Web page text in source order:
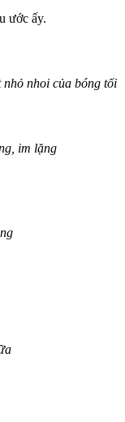
ước ấy.
nhoi của bóng tối
im lặng